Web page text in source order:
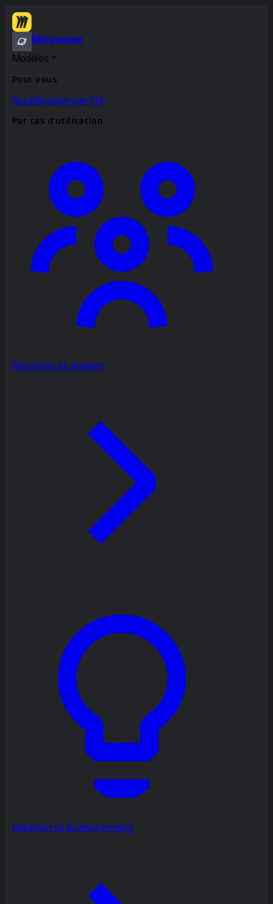
Miroverse
Modèles
Pour vous
Accélération par l’IA
Par cas d’utilisation
Réunions et ateliers
Idéation et brainstorming